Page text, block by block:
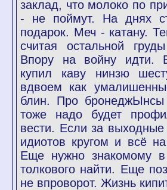
заклад, что молоко по
- не поймут. На днях
подарок. Меч - катану.
считая остальной
Впору на войну идти.
купил каву нинзю
вдвоем как
блин. Про бронеджЫнсы
тоже надо будет
вести. Если за
идиотов кругом и всё
Еще нужно знакомому в
толкового найти. Еще
не впроворот. Жизнь